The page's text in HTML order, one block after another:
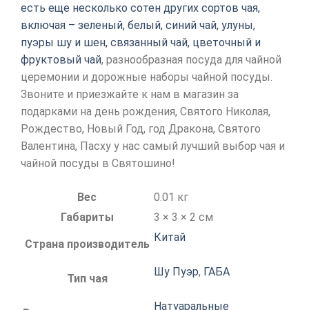
есть еще несколько сотен других сортов чая,
включая – зеленый, белый, синий чай, улуны,
пуэры шу и шен, связанный чай, цветочный и
фруктовый чай, разнообразная посуда для чайной
церемонии и дорожные наборы чайной посуды.
Звоните и приезжайте к нам в магазин за
подарками на день рождения, Святого Николая,
Рождество, Новый Год, год Дракона, Святого
Валентина, Пасху у нас самый лучший выбор чая и
чайной посуды в Святошино!
Вес
0.01 кг
Габариты
3 × 3 × 2 см
Страна производитель
Китай
Тип чая
Шу Пуэр, ГАБА
Натуаральные